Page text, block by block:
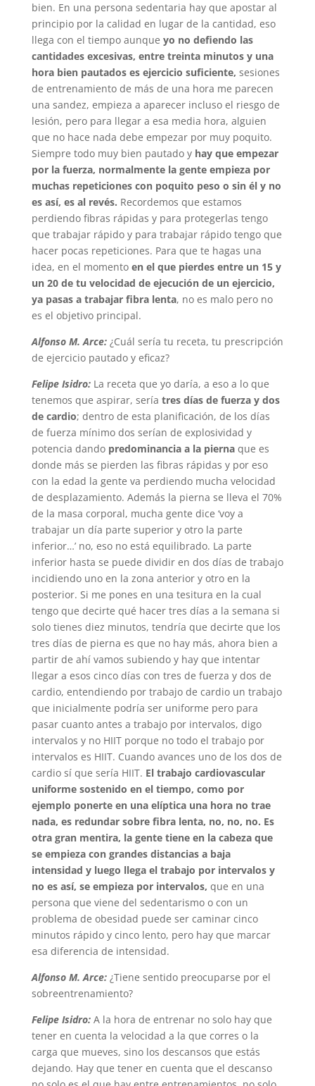
bien. En una persona sedentaria hay que apostar al
principio por la calidad en lugar de la cantidad, eso
llega con el tiempo aunque yo no defiendo las
cantidades excesivas, entre treinta minutos y una
hora bien pautados es ejercicio suficiente, sesiones
de entrenamiento de más de una hora me parecen
una sandez, empieza a aparecer incluso el riesgo de
lesión, pero para llegar a esa media hora, alguien
que no hace nada debe empezar por muy poquito.
Siempre todo muy bien pautado y hay que empezar
por la fuerza, normalmente la gente empieza por
muchas repeticiones con poquito peso o sin él y no
es así, es al revés. Recordemos que estamos
perdiendo fibras rápidas y para protegerlas tengo
que trabajar rápido y para trabajar rápido tengo que
hacer pocas repeticiones. Para que te hagas una
idea, en el momento en el que pierdes entre un 15 y
un 20 de tu velocidad de ejecución de un ejercicio,
ya pasas a trabajar fibra lenta, no es malo pero no
es el objetivo principal.
Alfonso M. Arce: ¿Cuál sería tu receta, tu prescripción
de ejercicio pautado y eficaz?
Felipe Isidro:La receta que yo daría, a eso a lo que
tenemos que aspirar, sería tres días de fuerza y dos
de cardio; dentro de esta planificación, de los días
de fuerza mínimo dos serían de explosividad y
potencia dando predominancia a la piernaque es
donde más se pierden las fibras rápidas y por eso
con la edad la gente va perdiendo mucha velocidad
de desplazamiento. Además la pierna se lleva el 70%
de la masa corporal, mucha gente dice ‘voy a
trabajar un día parte superior y otro la parte
inferior…’ no, eso no está equilibrado. La parte
inferior hasta se puede dividir en dos días de trabajo
incidiendo uno en la zona anterior y otro en la
posterior. Si me pones en una tesitura en la cual
tengo que decirte qué hacer tres días a la semana si
solo tienes diez minutos, tendría que decirte que los
tres días de pierna es que no hay más, ahora bien a
partir de ahí vamos subiendo y hay que intentar
llegar a esos cinco días con tres de fuerza y dos de
cardio, entendiendo por trabajo de cardio un trabajo
que inicialmente podría ser uniforme pero para
pasar cuanto antes a trabajo por intervalos, digo
intervalos y no HIIT porque no todo el trabajo por
intervalos es HIIT. Cuando avances uno de los dos de
cardio sí que sería HIIT. El trabajo cardiovascular
uniforme sostenido en el tiempo, como por
ejemplo ponerte en una elíptica una hora no trae
nada, es redundar sobre fibra lenta, no, no, no. Es
otra gran mentira, la gente tiene en la cabeza que
se empieza con grandes distancias a baja
intensidad y luego llega el trabajo por intervalos y
no es así, se empieza por intervalos, que en una
persona que viene del sedentarismo o con un
problema de obesidad puede ser caminar cinco
minutos rápido y cinco lento, pero hay que marcar
esa diferencia de intensidad.
Alfonso M. Arce: ¿Tiene sentido preocuparse por el
sobreentrenamiento?
Felipe Isidro:A la hora de entrenar no solo hay que
tener en cuenta la velocidad a la que corres o la
carga que mueves, sino los descansos que estás
dejando. Hay que tener en cuenta que el descanso